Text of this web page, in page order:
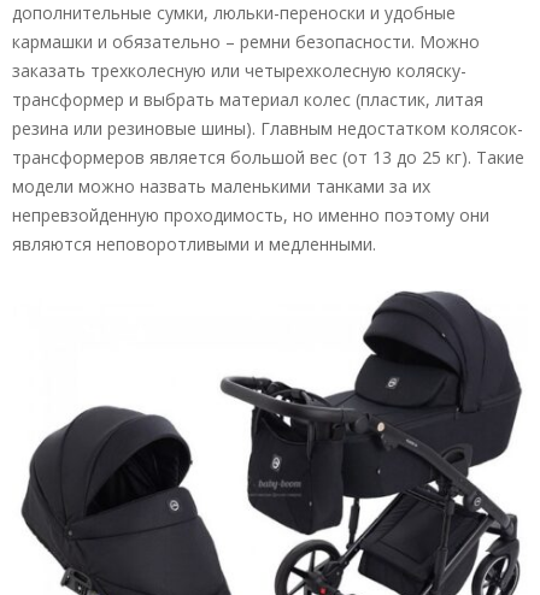
дополнительные сумки, люльки-переноски и удобные
кармашки и обязательно – ремни безопасности. Можно
заказать трехколесную или четырехколесную коляску-
трансформер и выбрать материал колес (пластик, литая
резина или резиновые шины). Главным недостатком колясок-
трансформеров является большой вес (от 13 до 25 кг). Такие
модели можно назвать маленькими танками за их
непревзойденную проходимость, но именно поэтому они
являются неповоротливыми и медленными.